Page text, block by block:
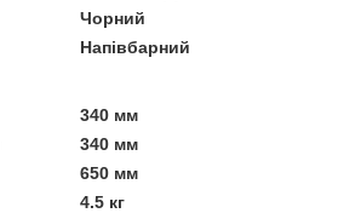
Чорний
Напівбарний
340 мм
340 мм
650 мм
4.5 кг